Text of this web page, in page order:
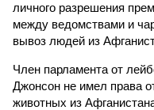
личного разрешения
между ведомствами и
вывоз людей из
Член парламента от
Джонсон не имел права
животных из